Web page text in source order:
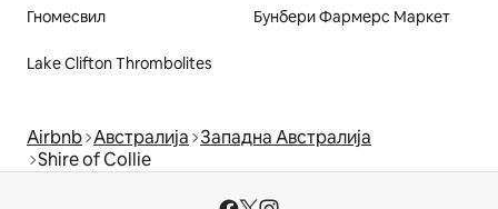
Гномесвил Бунбери Фармерс Маркет
Lake Clifton Thrombolites
Airbnb Австралија Западна Австралија
Shire of Collie